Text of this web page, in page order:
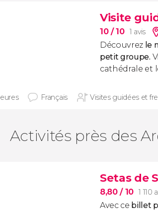
Visite
10/ 10 1 avis
Découvrez le
petit groupe.
cathédrale et
Français Visites guidées et
Activités près des
Setas de
8,80/ 10 1 110
Avec ce billet